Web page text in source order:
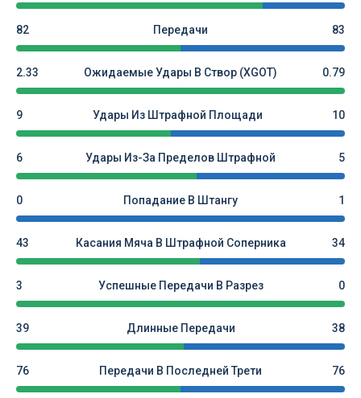
82 Передачи 83
2.33 Ожидаемые Удары В Створ (xGOT) 0.79
9 Удары Из Штрафной Площади 10
6 Удары Из-За Пределов Штрафной 5
0 Попадание В Штангу 1
43 Касания Мяча В Штрафной Соперника 34
3 Успешные Передачи В Разрез 0
39 Длинные Передачи 38
76 Передачи В Последней Трети 76